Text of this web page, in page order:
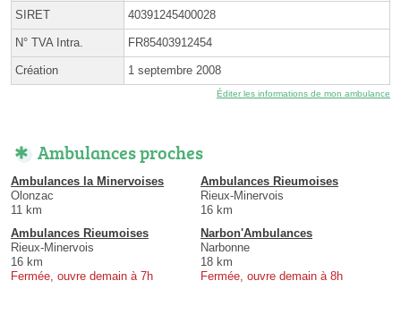
SIRET 40391245400028
N° TVA Intra. FR85403912454
Création 1 septembre 2008
Éditer les informations de mon ambulance
Ambulances proches
Ambulances la Minervoises
Olonzac
11 km
Ambulances Rieumoises
Rieux-Minervois
16 km
Ambulances Rieumoises
Rieux-Minervois
16 km
Fermée, ouvre demain à 7h
Narbon'Ambulances
Narbonne
18 km
Fermée, ouvre demain à 8h